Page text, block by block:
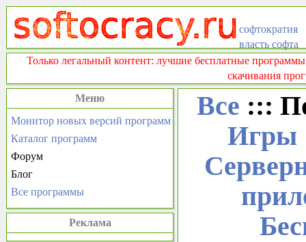
софтократия
власть софта
Только легальный контент: лучшие бесплатные
скачивания
Меню
Монитор новых версий программ
Каталог программ
Форум
Блог
Все программы
Реклама
Все :::
Игры